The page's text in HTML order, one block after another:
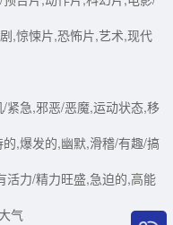
,惊悚片,恐怖片,艺术,现代
紧急,邪恶/恶魔,运动状态,移
,爆发的,幽默,滑稽/有趣/搞
活力/精力旺盛,急迫的,高能
气